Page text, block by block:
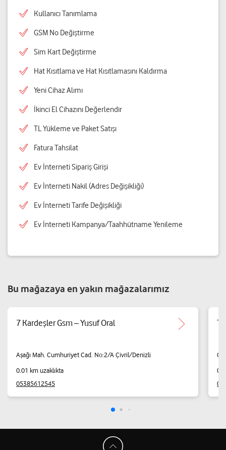
Kullanıcı Tanımlama
GSM No Değiştirme
Sim Kart Değiştirme
Hat Kısıtlama ve Hat Kısıtlamasını Kaldırma
Yeni Cihaz Alımı
İkinci El Cihazını Değerlendir
TL Yükleme ve Paket Satışı
Fatura Tahsilat
Ev İnterneti Sipariş Girişi
Ev İnterneti Nakil (Adres Değişikliği)
Ev İnterneti Tarife Değişikliği
Ev İnterneti Kampanya/Taahhütname Yenileme
Bu mağazaya en yakın mağazalarımız
7 Kardeşler Gsm – Yusuf Oral
Aşağı Mah. Cumhuriyet Cad. No:2/A Çivril/Denizli
0.01 km uzaklıkta
05385612545